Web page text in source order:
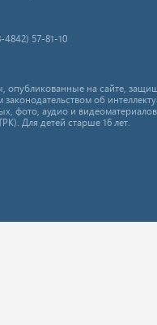
4842) 57-81-10
опубликованные на сайте,
об
фото, аудио и
Для детей старше 16 лет.